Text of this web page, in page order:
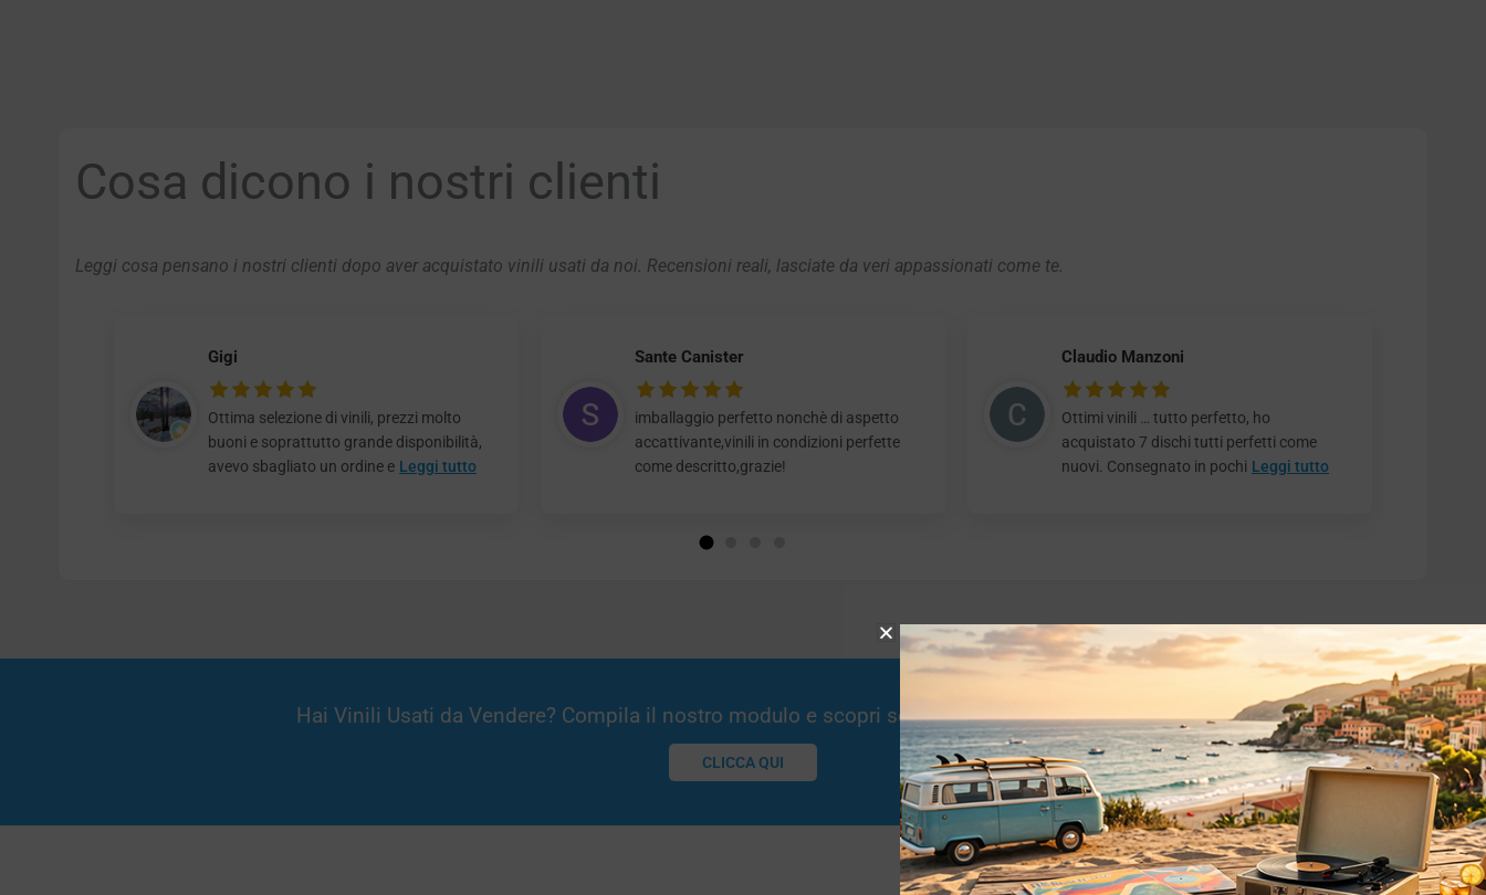
Cosa dicono i nostri clienti
Leggi cosa pensano i nostri clienti dopo aver acquistato vinili usati da noi. Recensioni reali, lasciate da veri appassionati come te.
Gigi
Ottima selezione di vinili, prezzi molto
buoni e soprattutto grande disponibilità,
avevo sbagliato un ordine e Leggi tutto
Sante Canister
imballaggio perfetto nonchè di aspetto
accattivante,vinili in condizioni perfette
come descritto,grazie!
Claudio Manzoni
Ottimi vinili … tutto perfetto, ho
acquistato 7 dischi tutti perfetti come
nuovi. Consegnato in pochi Leggi tutto
Hai Vinili Usati da Vendere? Compila il nostro modulo e scopri se potremmo essere interessati!
CLICCA QUI